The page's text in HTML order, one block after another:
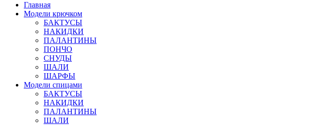
Главная
Модели крючком
БАКТУСЫ
НАКИДКИ
ПАЛАНТИНЫ
ПОНЧО
СНУДЫ
ШАЛИ
ШАРФЫ
Модели спицами
БАКТУСЫ
НАКИДКИ
ПАЛАНТИНЫ
ШАЛИ